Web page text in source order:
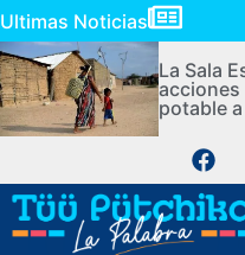
Ultimas Noticias
La Sala
acciones
potable